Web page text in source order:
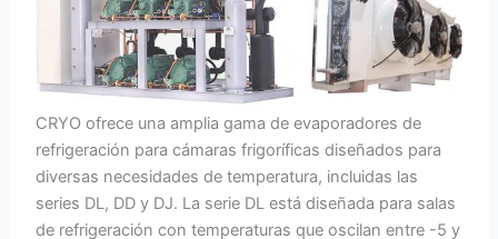
CRYO ofrece una amplia gama de evaporadores de
refrigeración para cámaras frigoríficas diseñados para
diversas necesidades de temperatura, incluidas las
series DL, DD y DJ. La serie DL está diseñada para salas
de refrigeración con temperaturas que oscilan entre -5 y